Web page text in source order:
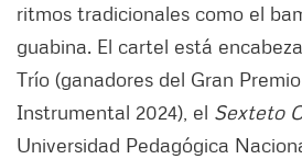
ritmos tradicionales como el
guabina. El cartel está
Trío (ganadores del Gran
Instrumental 2024), el Sexteto
Universidad Pedagógica